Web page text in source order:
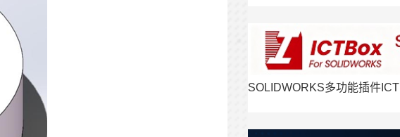
SOLIDWORKS多功能插件